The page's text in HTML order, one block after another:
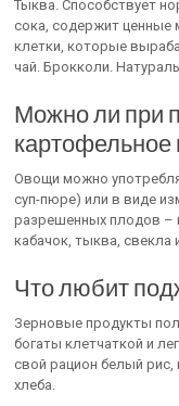
Тыква. Способствует
сока, содержит ценные
клетки, которые
чай. Брокколи.
Можно ли при
картофельное
Овощи можно
суп-пюре) или в виде
разрешенных плодов –
кабачок, тыква, свекла
Что любит
Зерновые продукты
богаты клетчаткой и
свой рацион белый
хлеба.